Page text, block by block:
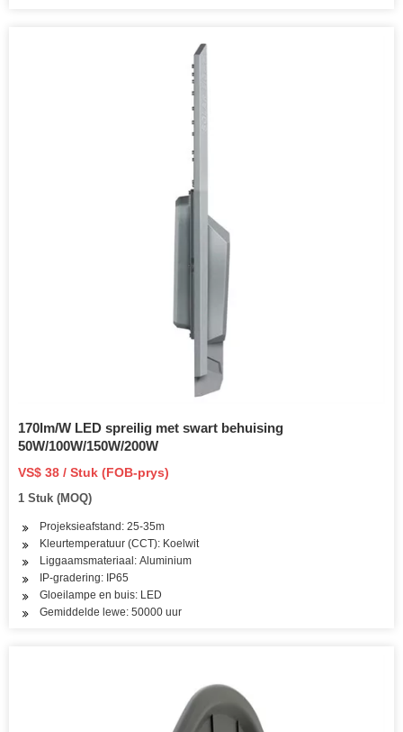
170lm/W LED spreilig met swart behuising
50W/100W/150W/200W
VS$ 38 / Stuk (FOB-prys)
1 Stuk (MOQ)
Projeksieafstand: 25-35m
Kleurtemperatuur (CCT): Koelwit
Liggaamsmateriaal: Aluminium
IP-gradering: IP65
Gloeilampe en buis: LED
Gemiddelde lewe: 50000 uur